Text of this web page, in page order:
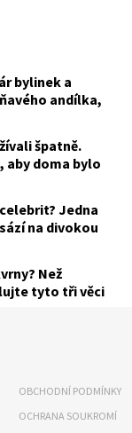
bylinek a
andílka,
špatně.
aby doma bylo
Jedna
na divokou
Než
tyto tři věci
OBCHODNÍ PODMÍNKY
OCHRANA SOUKROMÍ